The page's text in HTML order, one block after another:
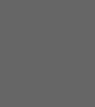
verwendet,
und
den
zu